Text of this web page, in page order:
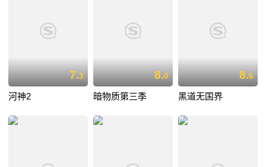
7.3
河神2
8.0
暗物质第三季
8.6
黑道无国界